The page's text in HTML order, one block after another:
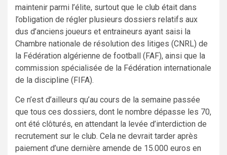
maintenir parmi l’élite, surtout que le club était dans
l’obligation de régler plusieurs dossiers relatifs aux
dus d’anciens joueurs et entraineurs ayant saisi la
Chambre nationale de résolution des litiges (CNRL) de
la Fédération algérienne de football (FAF), ainsi que la
commission spécialisée de la Fédération internationale
de la discipline (FIFA).
Ce n’est d’ailleurs qu’au cours de la semaine passée
que tous ces dossiers, dont le nombre dépasse les 70,
ont été clôturés, en attendant la levée d’interdiction de
recrutement sur le club. Cela ne devrait tarder après
paiement d’une dernière amende de 15.000 euros en